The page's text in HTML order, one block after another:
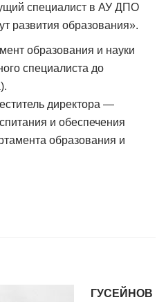
специалист в АУ ДПО
развития образования».
образования и науки
специалиста до
директора —
и обеспечения
образования и
ГУСЕЙНОВ